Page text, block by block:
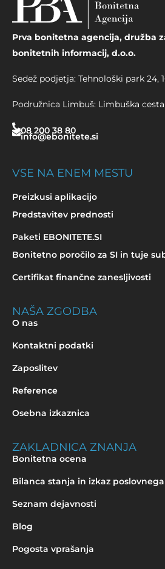
Prva bonitetna agencija, družba
bonitetnih informacij, d.o.o.
Sedež podjetja: Tehnološki park 24,
Podružnica Limbuš: Limbuška
08 200 38 80
info@ebonitete.si
VSE NA ENEM MESTU
Preizkusi aplikacijo
Predstavitev prednosti
Paketi EBONITETE.SI
Bonitetno poročilo za SI in tuje
Certifikat finančne zanesljivosti
NAŠA ZGODBA
O nas
Kontaktni podatki
Zaposlitev
Reference
Osebna izkaznica
ZAKLADNICA ZNANJA
Bonitetna ocena
Bilanca stanja in izkaz
Seznam dejavnosti
Blog
Pogosta vprašanja